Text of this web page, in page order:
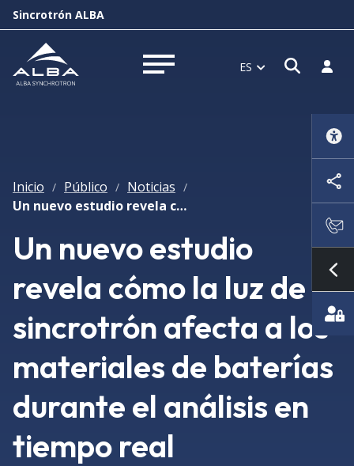
Sincrotrón ALBA
Abrir menú ES Abrir
Inicio / Público / Noticias /
Un nuevo estudio revela cómo la luz de sincrotrón afecta a los materiales de baterías durante el análisis en tiempo real
Un nuevo estudio
revela cómo la luz de
sincrotrón afecta a los
materiales de baterías
durante el análisis en
tiempo real